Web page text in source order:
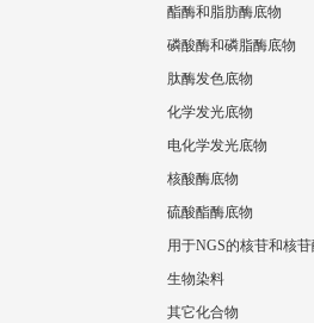
酯酶和脂肪酶底物
磷酸酶和磷脂酶底物
肽酶发色底物
化学发光底物
电化学发光底物
核酸酶底物
硫酸酯酶底物
用于NGS的核苷和核苷
生物染料
其它化合物